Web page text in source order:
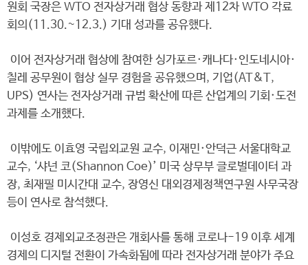
원회 국장은 WTO 전자상거래 협상 동향과 제12차 WTO 각료
회의(11.30.~12.3.) 기대 성과를 공유했다.
이어 전자상거래 협상에 참여한 싱가포르·캐나다·인도네시아·
칠레 공무원이 협상 실무 경험을 공유했으며, 기업(AT&T,
UPS) 연사는 전자상거래 규범 확산에 따른 산업계의 기회·도전
과제를 소개했다.
이밖에도 이효영 국립외교원 교수, 이재민·안덕근 서울대학교
교수, ‘샤넌 코(Shannon Coe)’ 미국 상무부 글로벌데이터 과
장, 최재필 미시간대 교수, 장영신 대외경제정책연구원 사무국장
등이 연사로 참석했다.
이성호 경제외교조정관은 개회사를 통해 코로나-19 이후 세계
경제의 디지털 전환이 가속화됨에 따라 전자상거래 분야가 주요